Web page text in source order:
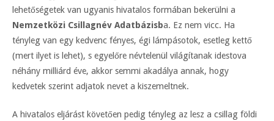
lehetőségetek van ugyanis hivatalos formában bekerülni a
Nemzetközi Csillagnév Adatbázisba. Ez nem vicc. Ha
tényleg van egy kedvenc fényes, égi lámpásotok, esetleg kettő
(mert ilyet is lehet), s egyelőre névtelenül világítanak idestova
néhány milliárd éve, akkor semmi akadálya annak, hogy
kedvetek szerint adjatok nevet a kiszemeltnek.
A hivatalos eljárást követően pedig tényleg az lesz a csillag földi